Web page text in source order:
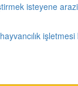
isteyene